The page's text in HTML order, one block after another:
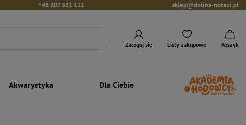
+48 607 551 111 sklep@dolina-noteci.pl
Zaloguj się Listy zakupowe Koszyk
Akwarystyka Dla Ciebie